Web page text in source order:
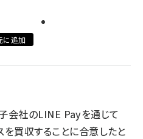
に追加
会社のLINE Payを通じて
を買収することに合意したと